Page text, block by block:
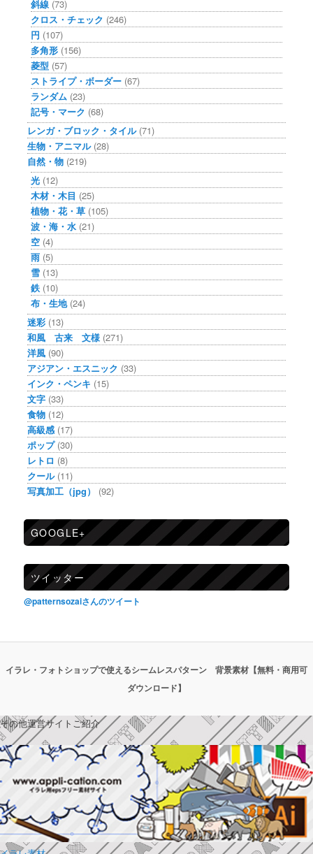
斜線 (73)
クロス・チェック (246)
円 (107)
多角形 (156)
菱型 (57)
ストライプ・ボーダー (67)
ランダム (23)
記号・マーク (68)
レンガ・ブロック・タイル(71)
生物・アニマル(28)
自然・物 (219)
光 (12)
木材・木目 (25)
植物・花・草 (105)
波・海・水 (21)
空 (4)
雨 (5)
雪 (13)
鉄 (10)
布・生地(24)
迷彩 (13)
和風 古来 文様 (271)
洋風 (90)
アジアン・エスニック (33)
インク・ペンキ (15)
文字 (33)
食物 (12)
高級感 (17)
ポップ(30)
レトロ (8)
クール(11)
写真加工（jpg）
(92)
GOOGLE+
ツイッター
@patternsozaiさんのツイート
イラレ・フォトショップで使えるシームレスパターン 背景素材【無料・商用可
ダウンロード】
その他運営サイトご紹介